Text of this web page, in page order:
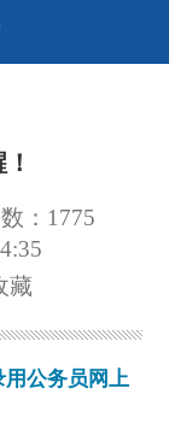
： 1775
藏
公务员网上